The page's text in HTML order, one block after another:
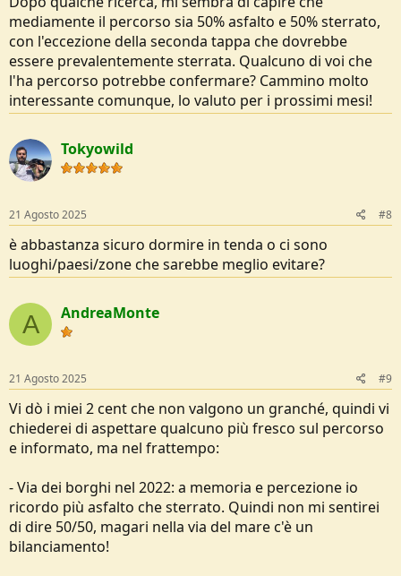
mediamente il percorso sia 50% asfalto e 50% sterrato,
con l'eccezione della seconda tappa che dovrebbe
essere prevalentemente sterrata. Qualcuno di voi che
l'ha percorso potrebbe confermare? Cammino molto
interessante comunque, lo valuto per i prossimi mesi!
Tokyowild
21 Agosto 2025 #8
è abbastanza sicuro dormire in tenda o ci sono
luoghi/paesi/zone che sarebbe meglio evitare?
A AndreaMonte
21 Agosto 2025 #9
Vi dò i miei 2 cent che non valgono un granché, quindi vi
chiederei di aspettare qualcuno più fresco sul percorso
e informato, ma nel frattempo:
- Via dei borghi nel 2022: a memoria e percezione io
ricordo più asfalto che sterrato. Quindi non mi sentirei
di dire 50/50, magari nella via del mare c'è un
bilanciamento!